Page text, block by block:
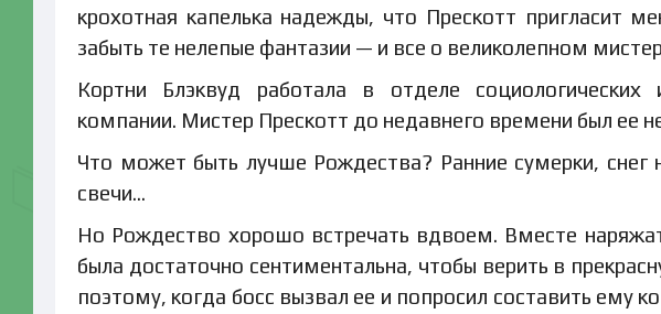
крохотная капелька надежды, что Прескотт пригласит
забыть те нелепые фантазии — и все о великолепном
Кортни Блэквуд работала в отделе социологических
компании. Мистер Прескотт до недавнего времени был ее
Что может быть лучше Рождества? Ранние сумерки, снег
свечи…
Но Рождество хорошо встречать вдвоем. Вместе
была достаточно сентиментальна, чтобы верить в
поэтому, когда босс вызвал ее и попросил составить ему